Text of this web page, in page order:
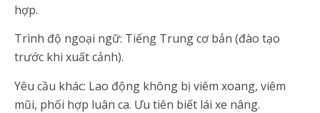
hợp.
Trình độ ngoại ngữ: Tiếng Trung cơ bản (đào tạo
trước khi xuất cảnh).
Yêu cầu khác: Lao động không bị viêm xoang, viêm
mũi, phối hợp luân ca. Ưu tiên biết lái xe nâng.